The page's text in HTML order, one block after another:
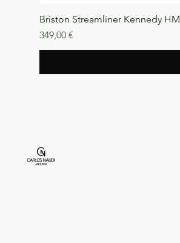
Briston Streamliner Kennedy HM
Precio
349,00 €